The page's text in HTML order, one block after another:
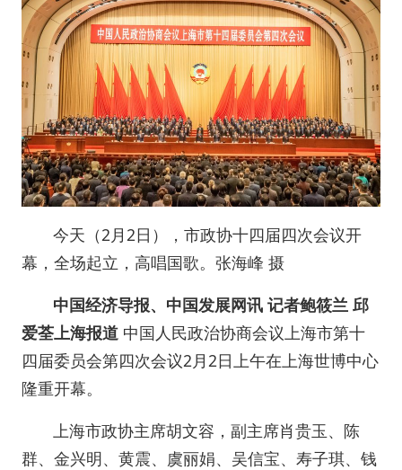
今天（2月2日），市政协十四届四次会议开
幕，全场起立，高唱国歌。张海峰 摄
中国经济导报、中国发展网讯 记者鲍筱兰 邱
爱荃上海报道 中国人民政治协商会议上海市第十
四届委员会第四次会议2月2日上午在上海世博中心
隆重开幕。
上海市政协主席胡文容，副主席肖贵玉、陈
群、金兴明、黄震、虞丽娟、吴信宝、寿子琪、钱